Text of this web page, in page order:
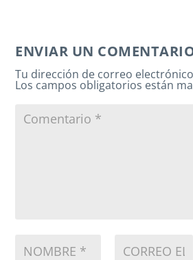
ENVIAR UN
Tu dirección de correo
Los campos obligatorios están